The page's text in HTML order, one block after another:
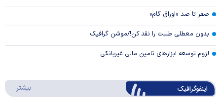
صفر تا صد «اوراق گام»
بدون معطلی طلبت را نقد کن!/موشن گرافیک
لزوم توسعه ابزارهای تامین مالی غیربانکی
اینفوگرافیک بیشتر